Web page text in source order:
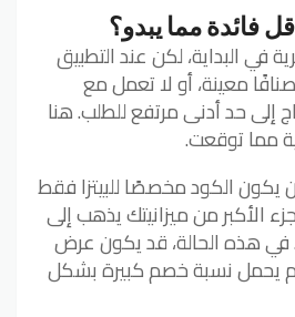
فائدة مما يبدو؟
في البداية، لكن عند التطبيق
معينة، أو لا تعمل مع
إلى حد أدنى مرتفع للطلب. هنا
مما توقعت.
يكون الكود مخصصًا للبيتزا فقط
الأكبر من ميزانيتك يذهب إلى
في هذه الحالة، قد يكون عرض
يحمل نسبة خصم كبيرة بشكل